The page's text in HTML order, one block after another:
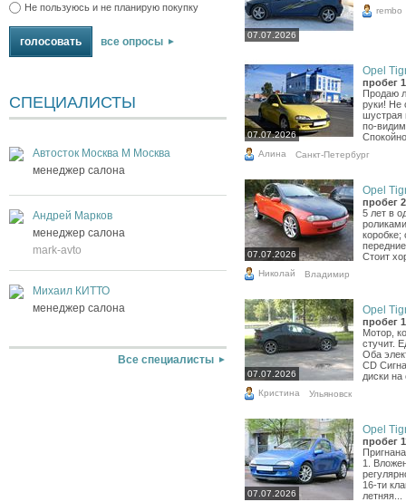
Не пользуюсь и не планирую покупку
все опросы
СПЕЦИАЛИСТЫ
Автосток Москва М Москва
менеджер салона
Андрей Марков
менеджер салона
mark-avto
Михаил КИТТО
менеджер салона
Все специалисты
07.07.2026
rembo
07.07.2026
Opel
пробег
Продаю
руки! Не
шустрая
по-
Алина Санкт-Петербург
07.07.2026
Opel
пробег
5 лет в
коробке;
Стоит
Николай Владимир
07.07.2026
Opel
пробег
Мотор,
стучит.
Оба
СD
диски на
Кристина Ульяновск
07.07.2026
Opel
пробег
1.
16-ти
летняя...